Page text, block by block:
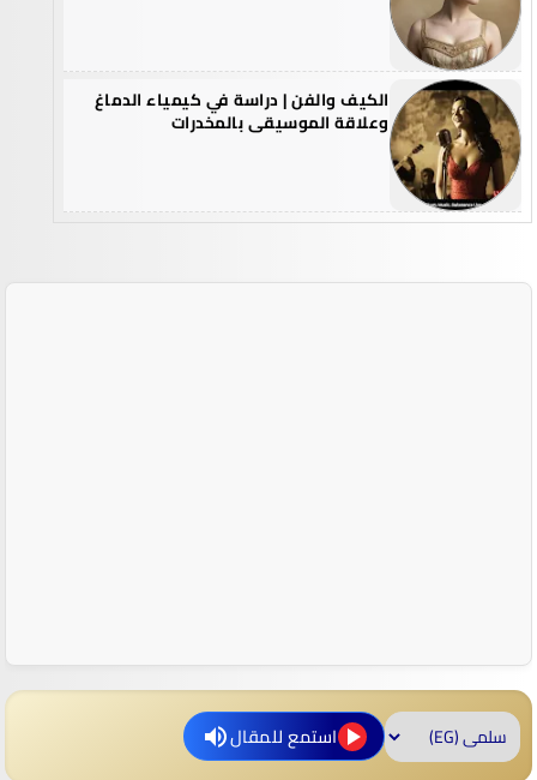
الكيف والفن | دراسة في كيمياء الدماغ
وعلاقة الموسيقى بالمخدرات
استمع للمقال